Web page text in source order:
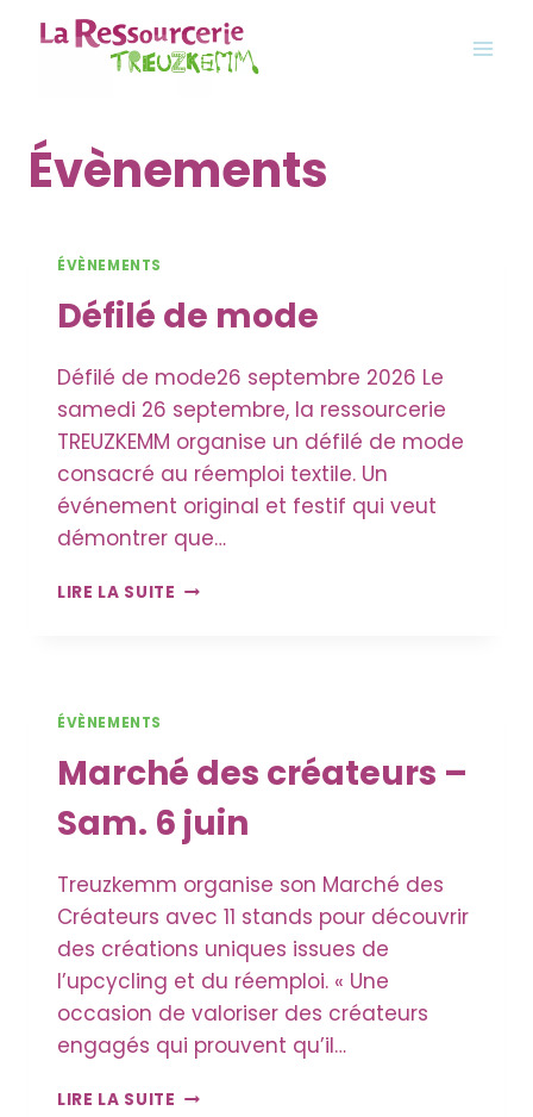
Évènements
ÉVÈNEMENTS
Défilé de mode
Défilé de mode26 septembre 2026 Le
samedi 26 septembre, la ressourcerie
TREUZKEMM organise un défilé de mode
consacré au réemploi textile. Un
événement original et festif qui veut
démontrer que…
LIRE LA SUITE DÉFILÉ
ÉVÈNEMENTS
Marché des créateurs –
Sam. 6 juin
Treuzkemm organise son Marché des
Créateurs avec 11 stands pour découvrir
des créations uniques issues de
l’upcycling et du réemploi. « Une
occasion de valoriser des créateurs
engagés qui prouvent qu’il…
LIRE LA SUITE MARCHÉ